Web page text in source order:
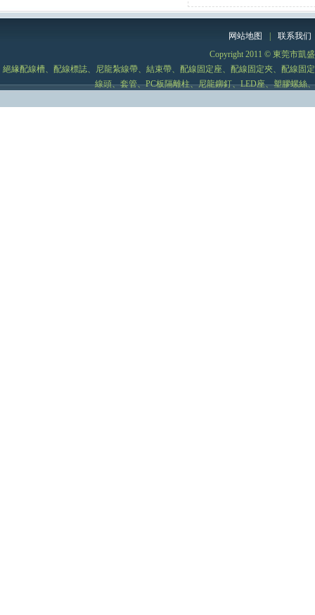
网站地图
联系我们
Copyright 2011 © 東莞市
絕緣配線槽、配線標誌、尼龍紮線帶、結束帶、配線固定座、配線固定夾、配線
線頭、套管、PC板隔離柱、尼龍鉚釘、LED座、塑膠螺絲